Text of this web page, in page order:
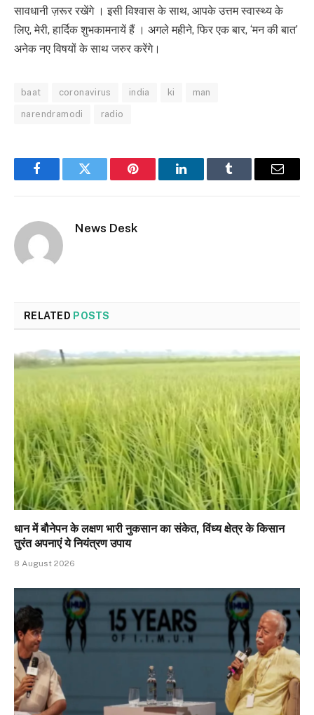
सावधानी ज़रूर रखेंगे । इसी विश्वास के साथ, आपके उत्तम स्वास्थ्य के
लिए, मेरी, हार्दिक शुभकामनायें हैं । अगले महीने, फिर एक बार, ‘मन की बात’
अनेक नए विषयों के साथ जरुर करेंगे।
baat coronavirus india ki man
narendramodi radio
FacebookTwitter Pinterest LinkedInTumblr Email
News Desk
RELATED POSTS
धान में बौनेपन के लक्षण भारी नुकसान का संकेत, विंध्य क्षेत्र के किसान
तुरंत अपनाएं ये नियंत्रण उपाय
8 August 2026